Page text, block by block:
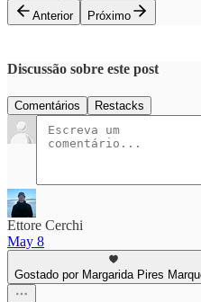
Anterior
Próximo
Discussão sobre este post
Comentários Restacks
Ettore Cerchi
May 8
Gostado por Margarida Pires